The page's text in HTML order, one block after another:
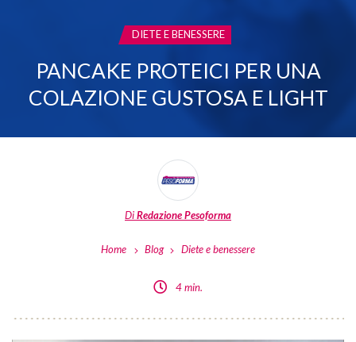
CATEGORIA:
DIETE E BENESSERE
PANCAKE PROTEICI PER UNA
COLAZIONE GUSTOSA E LIGHT
DiRedazione Pesoforma
Home Blog Diete e benessere
4 min.